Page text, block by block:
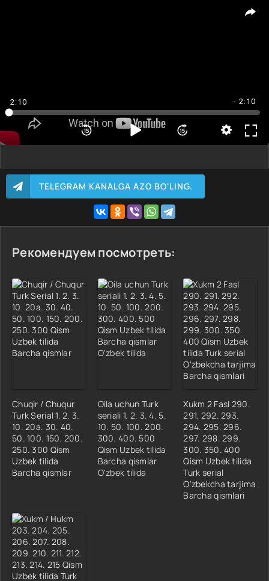
2:10 - 2:10
TELEGRAM KANALGA AZO BO'LING.
Рекомендуем посмотреть:
Chuqir / Chuqur
Turk Serial 1. 2. 3.
10. 20a. 30. 40.
50. 100. 150. 200.
250. 300 Qism
Uzbek tilida
Barcha qismlar
Oila uchun Turk
seriali 1. 2. 3. 4. 5.
10. 50. 100. 200.
300. 400. 500
Qism Uzbek tilida
Barcha qismlar
O'zbek tilida
Xukm 2 Fasl 290.
291. 292. 293.
294. 295. 296.
297. 298. 299.
300. 350. 400
Qism Uzbek tilida
Turk serial
O'zbekcha tarjima
Barcha qismlari